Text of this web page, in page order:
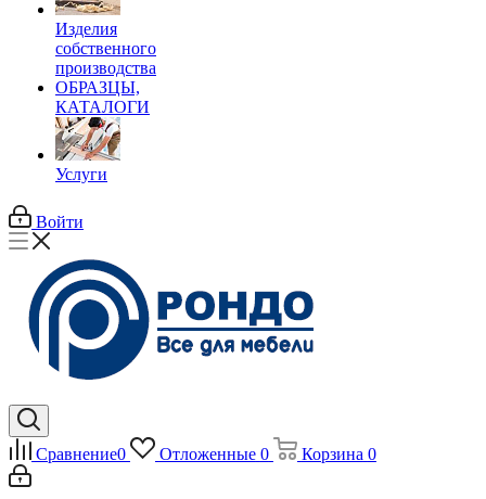
Изделия
собственного
производства
ОБРАЗЦЫ,
КАТАЛОГИ
Услуги
Войти
Сравнение0 Отложенные 0 Корзина 0